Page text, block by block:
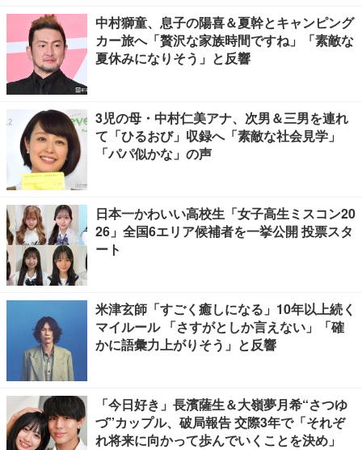
中村獅童、息子の陽喜＆夏幹とキャンピング
カー旅へ「贅沢な家族時間ですね」「素敵な
夏休みになりそう」と反響
3児の母・中村仁美アナ、次男＆三男を連れ
て「ひるおび」収録へ「素敵な社会見学」
「パパ似かな」の声
日本一かわいい高校生「女子高生ミスコン20
26」全国6エリア候補者を一挙公開 投票スタ
ート
米津玄師「すごく癒しになる」10年以上続く
マイルール 「さすがとしか言えない」「確
かに語彙力上がりそう」と反響
「今日好き」長濱薩生＆大嶺夢月希“さつゆ
づ”カップル、破局報告 交際3年で「それぞ
れ将来に向かって歩んでいくことを決め」